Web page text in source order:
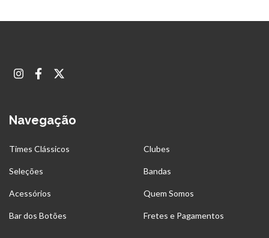
Navegação
Times Clássicos Clubes
Seleções Bandas
Acessórios Quem Somos
Bar dos Botões Fretes e Pagamentos